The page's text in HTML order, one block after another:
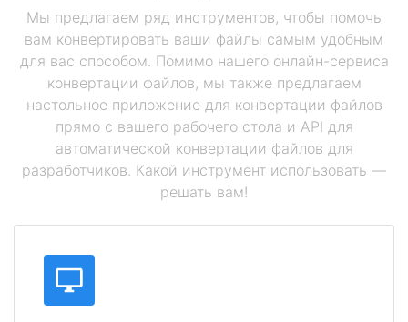
Мы предлагаем ряд инструментов, чтобы помочь
вам конвертировать ваши файлы самым удобным
для вас способом. Помимо нашего онлайн-сервиса
конвертации файлов, мы также предлагаем
настольное приложение для конвертации файлов
прямо с вашего рабочего стола и API для
автоматической конвертации файлов для
разработчиков. Какой инструмент использовать —
решать вам!